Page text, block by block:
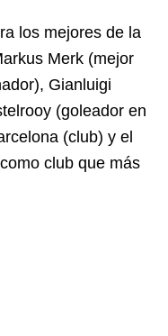
los mejores de la
Merk (mejor
Gianluigi
(goleador en
(club) y el
club que más